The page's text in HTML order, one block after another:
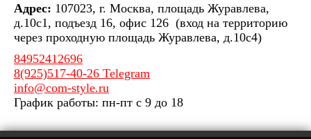
Адрес: 107023, г. Москва, площадь Журавлева,
д.10с1, подъезд 16, офис 126 (вход на территорию
через проходную площадь Журавлева, д.10с4)
84952412696
8(925)517-40-26 Telegram
info@com-style.ru
График работы: пн-пт с 9 до 18